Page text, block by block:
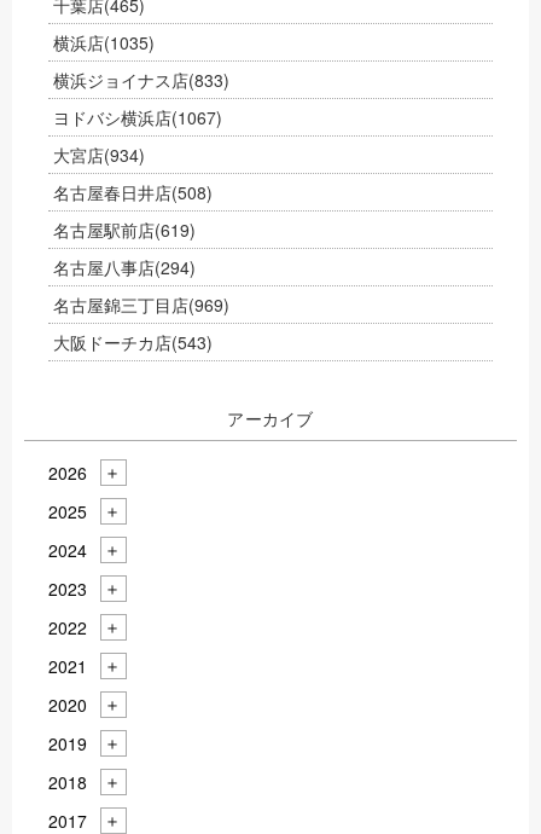
千葉店(465)
横浜店(1035)
横浜ジョイナス店(833)
ヨドバシ横浜店(1067)
大宮店(934)
名古屋春日井店(508)
名古屋駅前店(619)
名古屋八事店(294)
名古屋錦三丁目店(969)
大阪ドーチカ店(543)
アーカイブ
2026
2025
2024
2023
2022
2021
2020
2019
2018
2017